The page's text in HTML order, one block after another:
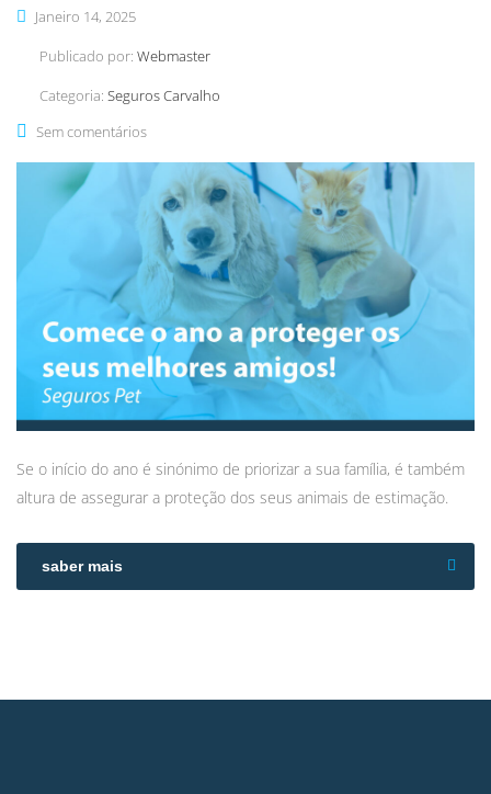
Janeiro 14, 2025
Publicado por: Webmaster
Categoria: Seguros Carvalho
Sem comentários
Se o início do ano é sinónimo de priorizar a sua família, é também
altura de assegurar a proteção dos seus animais de estimação.
saber mais